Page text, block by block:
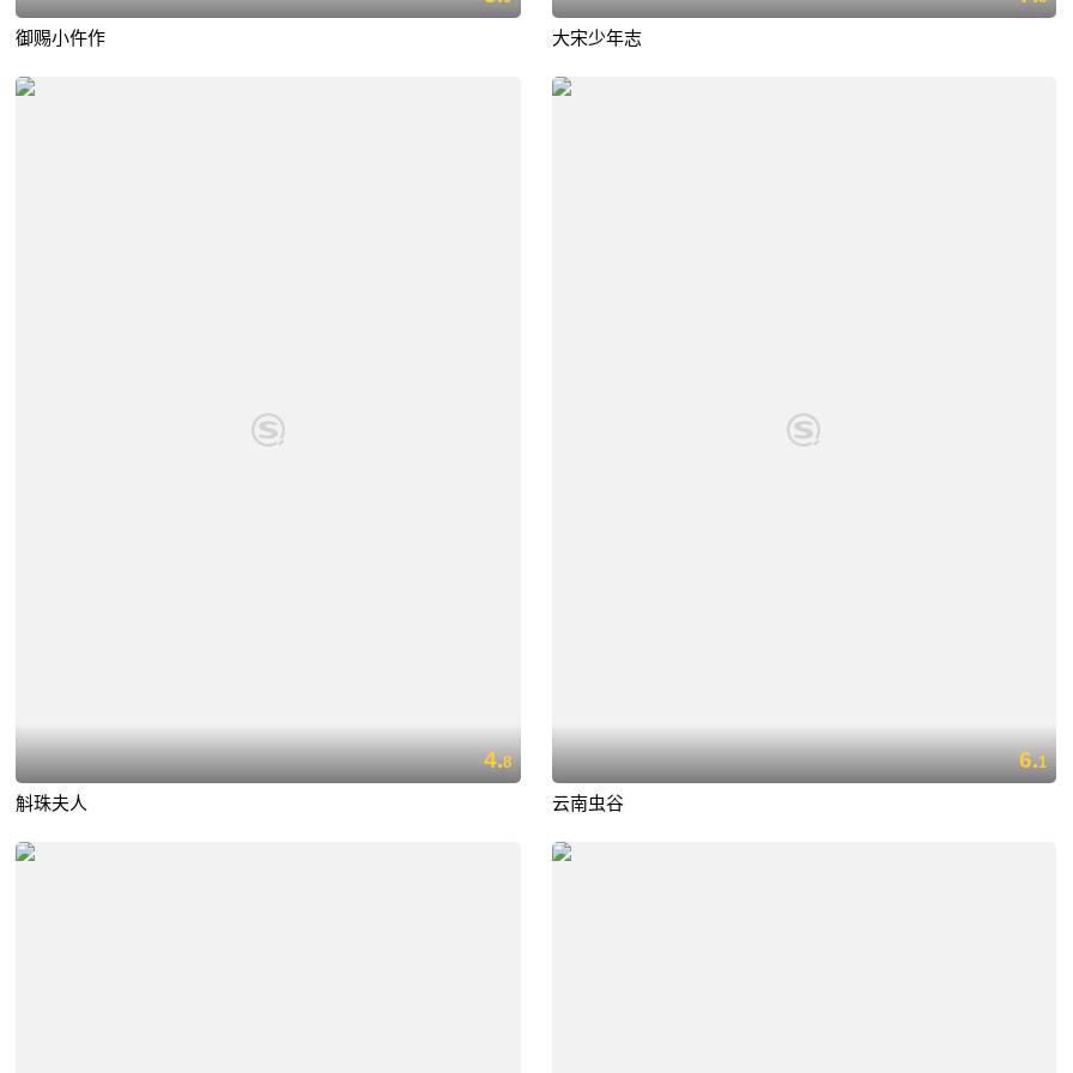
御赐小仵作 大宋少年志
4.8
斛珠夫人
6.1
云南虫谷